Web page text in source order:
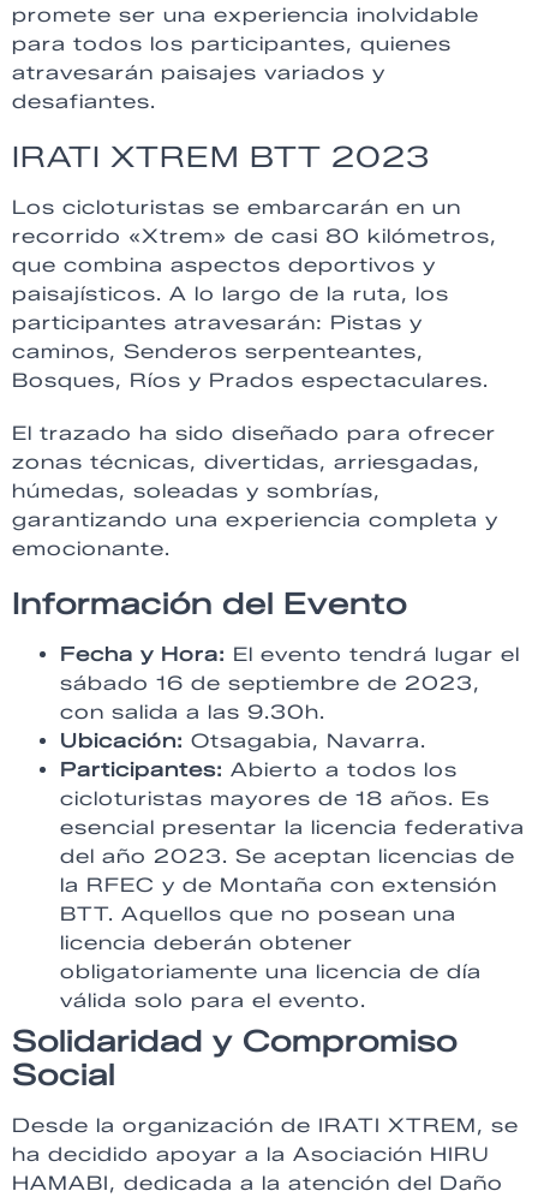
promete ser una experiencia inolvidable
para todos los participantes, quienes
atravesarán paisajes variados y
desafiantes.
IRATI XTREM BTT 2023
Los cicloturistas se embarcarán en un
recorrido «Xtrem» de casi 80 kilómetros,
que combina aspectos deportivos y
paisajísticos. A lo largo de la ruta, los
participantes atravesarán: Pistas y
caminos, Senderos serpenteantes,
Bosques, Ríos y Prados espectaculares.
El trazado ha sido diseñado para ofrecer
zonas técnicas, divertidas, arriesgadas,
húmedas, soleadas y sombrías,
garantizando una experiencia completa y
emocionante.
Información del Evento
Fecha y Hora: El evento tendrá lugar el
sábado 16 de septiembre de 2023,
con salida a las 9.30h.
Ubicación: Otsagabia, Navarra.
Participantes: Abierto a todos los
cicloturistas mayores de 18 años. Es
esencial presentar la licencia federativa
del año 2023. Se aceptan licencias de
la RFEC y de Montaña con extensión
BTT. Aquellos que no posean una
licencia deberán obtener
obligatoriamente una licencia de día
válida solo para el evento.
Solidaridad y Compromiso
Social
Desde la organización de IRATI XTREM, se
ha decidido apoyar a la Asociación HIRU
HAMABI, dedicada a la atención del Daño